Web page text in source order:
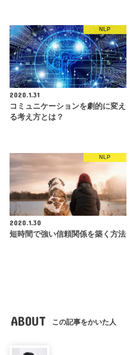
NLP
2020.1.31
コミュニケーションを劇的に変え
る考え方とは？
NLP
2020.1.30
短時間で強い信頼関係を築く方法
ABOUT この記事をかいた人